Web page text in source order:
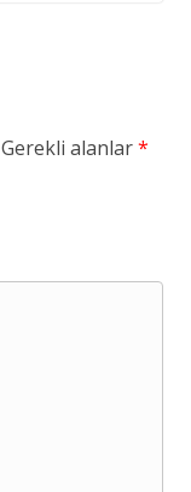
Gerekli alanlar*